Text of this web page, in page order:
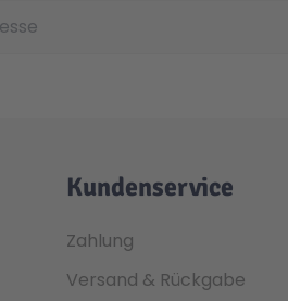
Kundenservice
Zahlung
Versand & Rückgabe